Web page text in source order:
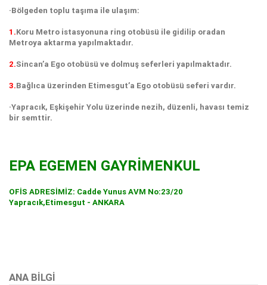
·Bölgeden toplu taşıma ile ulaşım:
1.Koru Metro istasyonuna ring otobüsü ile gidilip oradan
Metroya aktarma yapılmaktadır.
2.Sincan’a Ego otobüsü ve dolmuş seferleri yapılmaktadır.
3.Bağlıca üzerinden Etimesgut’a Ego otobüsü seferi vardır.
·Yapracık, Eşkişehir Yolu üzerinde nezih, düzenli, havası temiz
bir semttir.
EPA EGEMEN GAYRİMENKUL
OFİS ADRESİMİZ: Cadde Yunus AVM No:23/20
Yapracık,Etimesgut - ANKARA
ANA BILGI